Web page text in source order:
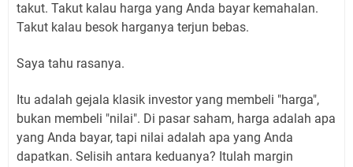
takut. Takut kalau harga yang Anda bayar kemahalan.
Takut kalau besok harganya terjun bebas.
Saya tahu rasanya.
Itu adalah gejala klasik investor yang membeli "harga",
bukan membeli "nilai". Di pasar saham, harga adalah apa
yang Anda bayar, tapi nilai adalah apa yang Anda
dapatkan. Selisih antara keduanya? Itulah margin